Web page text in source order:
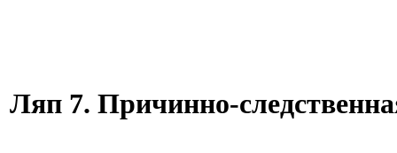
Ляп 7. Причинно-